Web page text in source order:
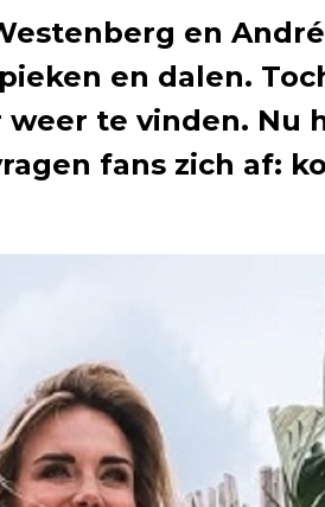
en André
en dalen.
te vinden. Nu
fans zich af: